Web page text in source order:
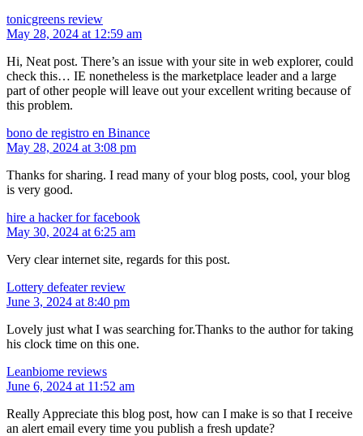
tonicgreens review
May 28, 2024 at 12:59 am
Hi, Neat post. There’s an issue with your site in web explorer, could
check this… IE nonetheless is the marketplace leader and a large
part of other people will leave out your excellent writing because of
this problem.
bono de registro en Binance
May 28, 2024 at 3:08 pm
Thanks for sharing. I read many of your blog posts, cool, your blog
is very good.
hire a hacker for facebook
May 30, 2024 at 6:25 am
Very clear internet site, regards for this post.
Lottery defeater review
June 3, 2024 at 8:40 pm
Lovely just what I was searching for.Thanks to the author for taking
his clock time on this one.
Leanbiome reviews
June 6, 2024 at 11:52 am
Really Appreciate this blog post, how can I make is so that I receive
an alert email every time you publish a fresh update?